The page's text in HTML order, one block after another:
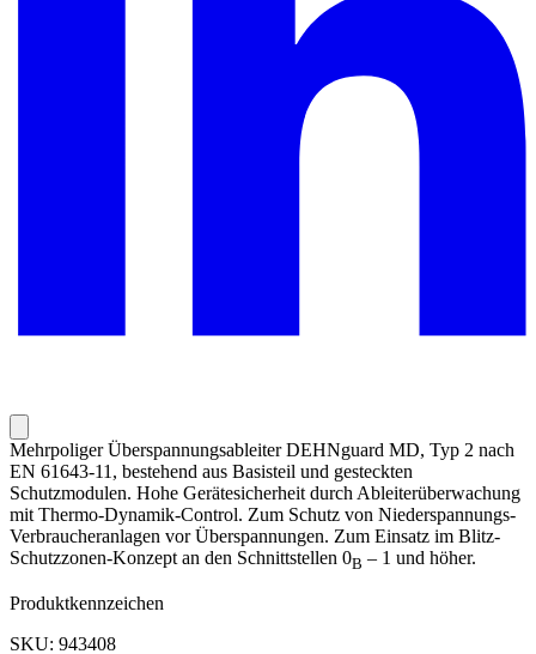
Mehrpoliger Überspannungsableiter DEHNguard MD, Typ 2 nach
EN 61643-11, bestehend aus Basisteil und gesteckten
Schutzmodulen. Hohe Gerätesicherheit durch Ableiterüberwachung
mit Thermo-Dynamik-Control. Zum Schutz von Niederspannungs-
Verbraucheranlagen vor Überspannungen. Zum Einsatz im Blitz-
Schutzzonen-Konzept an den Schnittstellen 0B – 1 und höher.
Produktkennzeichen
SKU: 943408